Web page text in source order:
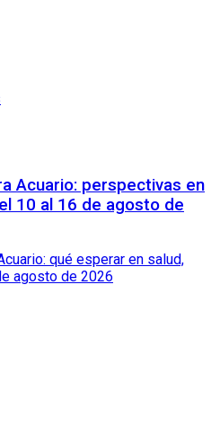
Acuario: perspectivas en
10 al 16 de agosto de